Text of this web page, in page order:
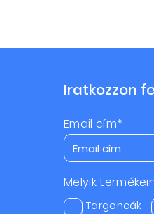
Iratkozzon
Email cím*
Melyik
Targoncák